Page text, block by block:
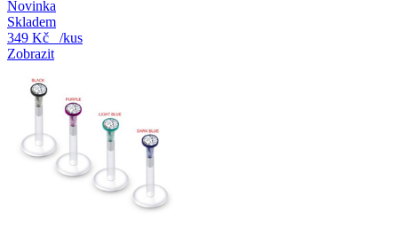
Novinka
Skladem
349 Kč
/kus
Zobrazit